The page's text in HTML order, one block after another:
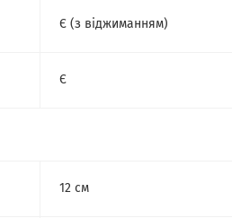
Є (з віджиманням)
Є
12 см